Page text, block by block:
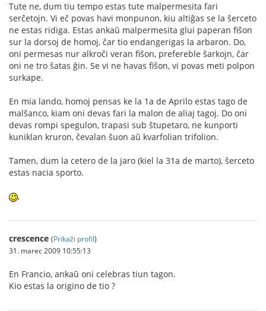
Tute ne, dum tiu tempo estas tute malpermesita fari
serĉetojn. Vi eĉ povas havi monpunon, kiu altiĝas se la ŝerceto
ne estas ridiga. Estas ankaŭ malpermesita glui paperan fiŝon
sur la dorsoj de homoj, ĉar tio endangerigas la arbaron. Do,
oni permesas nur alkroĉi veran fiŝon, prefereble ŝarkojn, ĉar
oni ne tro ŝatas ĝin. Se vi ne havas fiŝon, vi povas meti polpon
surkape.
En mia lando, homoj pensas ke la 1a de Aprilo estas tago de
malŝanco, kiam oni devas fari la malon de aliaj tagoj. Do oni
devas rompi spegulon, trapasi sub ŝtupetaro, ne kunporti
kuniklan kruron, ĉevalan ŝuon aŭ kvarfolian trifolion.
Tamen, dum la cetero de la jaro (kiel la 31a de marto), ŝerceto
estas nacia sporto.
,
crescence (Prikaži profil)
31. marec 2009 10:55:13
En Francio, ankaŭ oni celebras tiun tagon.
Kio estas la origino de tio ?